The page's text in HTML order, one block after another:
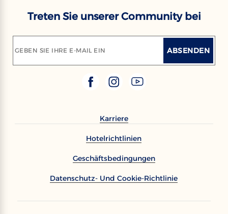
Treten Sie unserer Community bei
GEBEN SIE IHRE E-MAIL EIN ABSENDEN
Karriere
Hotelrichtlinien
Geschäftsbedingungen
Datenschutz- Und Cookie-Richtlinie